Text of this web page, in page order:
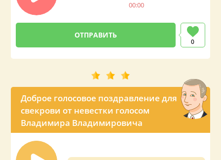
00:00
0
Доброе голосовое поздравление для
свекрови от невестки голосом
Владимира Владимировича